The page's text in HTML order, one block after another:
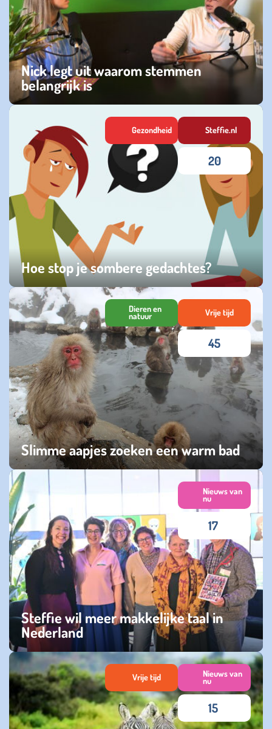
Nick legt uit waarom stemmen
belangrijk is
dinsdag 17 maart 2026
Hoe stop je sombere gedachtes?
woensdag 03 december 2025
Gezondheid Steffie.nl
20
Slimme aapjes zoeken een warm bad
zondag 16 februari 2025
Dieren en
natuur Vrije tijd
45
Steffie wil meer makkelijke taal in
Nederland
maandag 06 november 2023
Nieuws van
nu
17
Vrije tijd Nieuws van
nu
15